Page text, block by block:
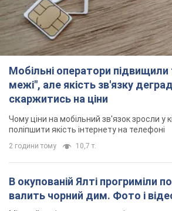
В окупованій Ялті прогриміли
валить чорний дим. Фото і
У Коблевому на Миколаївщині
морі: загинув чоловік, є
Чоловік, ймовірно, підірвався на морській
годину тому 2,2 т.